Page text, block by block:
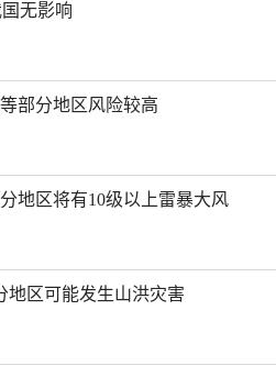
无影响
部分地区风险较高
地区将有10级以上雷暴大风
地区可能发生山洪灾害